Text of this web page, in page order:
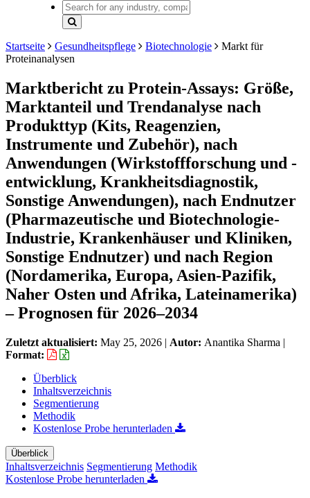
Startseite Gesundheitspflege Biotechnologie
Markt für
Proteinanalysen
Marktbericht zu Protein-Assays: Größe,
Marktanteil und Trendanalyse nach
Produkttyp (Kits, Reagenzien,
Instrumente und Zubehör), nach
Anwendungen (Wirkstoffforschung und -
entwicklung, Krankheitsdiagnostik,
Sonstige Anwendungen), nach Endnutzer
(Pharmazeutische und Biotechnologie-
Industrie, Krankenhäuser und Kliniken,
Sonstige Endnutzer) und nach Region
(Nordamerika, Europa, Asien-Pazifik,
Naher Osten und Afrika, Lateinamerika)
– Prognosen für 2026–2034
Zuletzt aktualisiert: May 25, 2026 | Autor: Anantika Sharma |
Format:
Überblick
Inhaltsverzeichnis
Segmentierung
Methodik
Kostenlose Probe herunterladen
Überblick
Inhaltsverzeichnis Segmentierung Methodik
Kostenlose Probe herunterladen